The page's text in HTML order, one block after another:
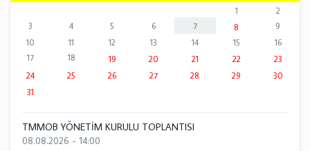
1
2
3
4 5 6 7 8
9
10
11 12 13 14 15
16
17
18 19 20 21 22
23
24
25 26 27 28 29
30
31
TMMOB YÖNETİM KURULU TOPLANTISI
08.08.2026 - 14:00